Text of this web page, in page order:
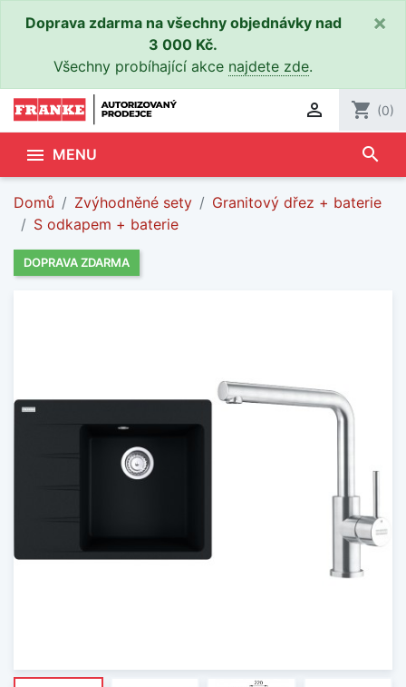
Doprava zdarma na všechny objednávky nad
3 000 Kč.
Všechny probíhající akce najdete zde.
×
 shopping_cart (0)
 MENU search
Domů Zvýhodněné sety
Granitový dřez + baterie
S odkapem + baterie
DOPRAVA ZDARMA